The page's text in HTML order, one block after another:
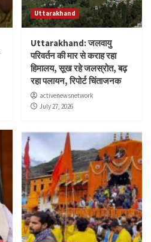
Uttarakhand
Uttarakhand: जलवायु
परिवर्तन की मार से कराह रहा
हिमालय, सूख रहे जलस्रोत, बढ़
रहा पलायन, रिपोर्ट चिंताजनक
activenewsnetwork
July 27, 2026